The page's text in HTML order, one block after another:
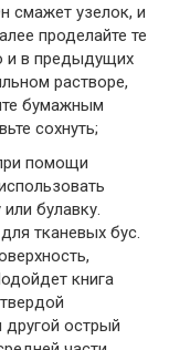
смажет узелок, и
проделайте те
и в предыдущих
растворе,
бумажным
сохнуть;
помощи
булавку.
тканевых бус.
книга
другой острый